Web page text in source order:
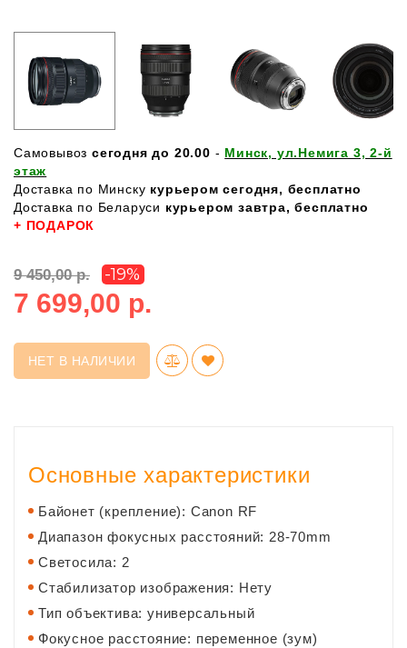
Самовывоз сегодня до 20.00 - Минск, ул.Немига 3, 2-й
этаж
Доставка по Минску курьером сегодня, бесплатно
Доставка по Беларуси курьером завтра, бесплатно
+ ПОДАРОК
9 450,00 р. -19%
7 699,00 р.
НЕТ В НАЛИЧИИ
Основные характеристики
Байонет (крепление): Canon RF
Диапазон фокусных расстояний: 28-70mm
Светосила: 2
Стабилизатор изображения: Нету
Тип объектива: универсальный
Фокусное расстояние: переменное (зум)